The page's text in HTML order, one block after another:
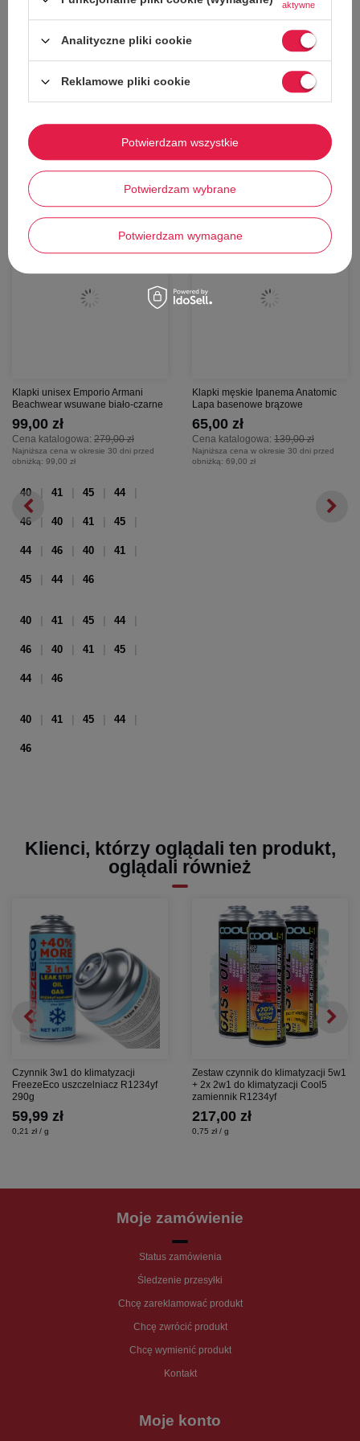
Stwórz zestaw i dodaj do
zamówienia
65%
Klapki unisex Emporio Armani
Beachwear wsuwane biało-czarne
Cena katalogowa: 279,00 zł
99,00 zł
Najniższa cena w okresie 30 dni przed
obniżką: 99,00 zł
40 41 45 44
46 40 41 45
44 46 40 41
45 44 46
40 41 45 44
46 40 41 45
44 46
40 41 45 44
46
53%
Klapki męskie Ipanema Anatomic
Lapa basenowe brązowe
Cena katalogowa: 139,00 zł
65,00 zł
Najniższa cena w okresie 30 dni przed
obniżką: 69,00 zł
Klienci, którzy oglądali ten produkt,
oglądali również
Czynnik 3w1 do klimatyzacji
FreezeEco uszczelniacz R1234yf
290g
59,99 zł
0,21 zł / g
Zestaw czynnik do klimatyzacji 5w1
+ 2x 2w1 do klimatyzacji Cool5
zamiennik R1234yf
217,00 zł
0,75 zł / g
Moje zamówienie
Status zamówienia
Śledzenie przesyłki
Chcę zareklamować produkt
Chcę zwrócić produkt
Chcę wymienić produkt
Kontakt
Moje konto
aktywne
Analityczne pliki cookie
Reklamowe pliki cookie
Potwierdzam wybrane
Potwierdzam wymagane
Potwierdzam wszystkie